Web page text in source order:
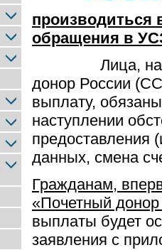
производиться
обращения в
Лица,
донор России
выплату,
наступлении
предоставления
данных, смена
Гражданам,
«Почетный
выплаты будет
заявления с